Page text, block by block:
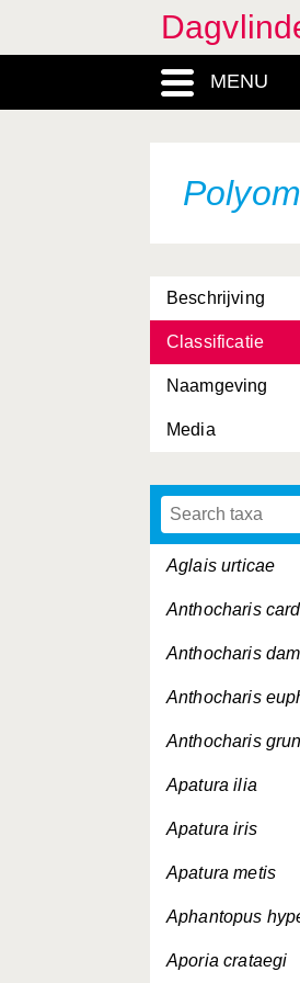
MENU
Beschrijving
Classificatie
Naamgeving
Media
Aglais urticae
Anthocharis
Anthocharis
Anthocharis
Anthocharis
Apatura ilia
Apatura iris
Apatura metis
Aphantopus
Aporia crataegi